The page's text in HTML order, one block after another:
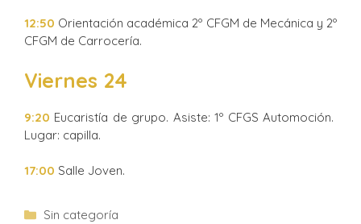
12:50 Orientación académica 2º CFGM de Mecánica y 2º
CFGM de Carrocería.
Viernes 24
9:20 Eucaristía de grupo. Asiste: 1º CFGS Automoción.
Lugar: capilla.
17:00 Salle Joven.
Sin categoría